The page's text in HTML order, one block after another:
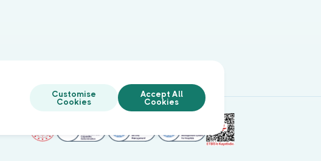
Customise
Cookies
Accept All
Cookies